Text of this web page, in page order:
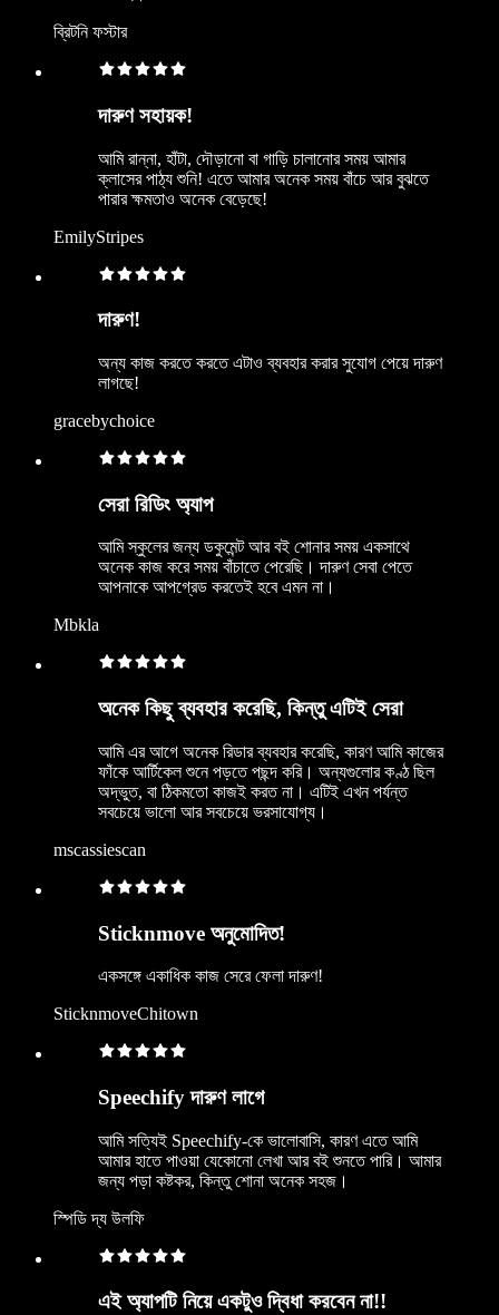
ব্রিটনি ফস্টার
দারুণ সহায়ক!
আমি রান্না, হাঁটা, দৌড়ানো বা গাড়ি চালানোর সময় আমার
ক্লাসের পাঠ্য শুনি! এতে আমার অনেক সময় বাঁচে আর বুঝতে
পারার ক্ষমতাও অনেক বেড়েছে!
EmilyStripes
দারুণ!
অন্য কাজ করতে করতে এটাও ব্যবহার করার সুযোগ পেয়ে দারুণ
লাগছে!
gracebychoice
সেরা রিডিং অ্যাপ
আমি স্কুলের জন্য ডকুমেন্ট আর বই শোনার সময় একসাথে
অনেক কাজ করে সময় বাঁচাতে পেরেছি। দারুণ সেবা পেতে
আপনাকে আপগ্রেড করতেই হবে এমন না।
Mbkla
অনেক কিছু ব্যবহার করেছি, কিন্তু এটিই সেরা
আমি এর আগে অনেক রিডার ব্যবহার করেছি, কারণ আমি কাজের
ফাঁকে আর্টিকেল শুনে পড়তে পছন্দ করি। অন্যগুলোর কণ্ঠ ছিল
অদ্ভুত, বা ঠিকমতো কাজই করত না। এটিই এখন পর্যন্ত
সবচেয়ে ভালো আর সবচেয়ে ভরসাযোগ্য।
mscassiescan
Sticknmove অনুমোদিত!
একসঙ্গে একাধিক কাজ সেরে ফেলা দারুণ!
SticknmoveChitown
Speechify দারুণ লাগে
আমি সত্যিই Speechify-কে ভালোবাসি, কারণ এতে আমি
আমার হাতে পাওয়া যেকোনো লেখা আর বই শুনতে পারি। আমার
জন্য পড়া কষ্টকর, কিন্তু শোনা অনেক সহজ।
স্পিডি দ্য উলফি
এই অ্যাপটি নিয়ে একটুও দ্বিধা করবেন না!!